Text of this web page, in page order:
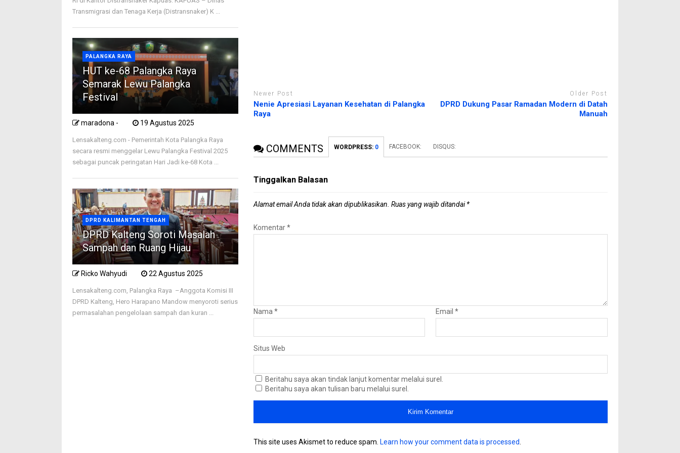
Newer Post
Nenie Apresiasi Layanan Kesehatan di Palangka
Raya
Older Post
DPRD Dukung Pasar Ramadan Modern di Datah
Manuah
COMMENTS WORDPRESS: 0 FACEBOOK: DISQUS:
Tinggalkan Balasan
Alamat email Anda tidak akan dipublikasikan. Ruas yang wajib ditandai*
Komentar*
Nama* Email*
Situs Web
Beritahu saya akan tindak lanjut komentar melalui surel.
Beritahu saya akan tulisan baru melalui surel.
This site uses Akismet to reduce spam. Learn how your comment data is processed
Transmigrasi dan Tenaga Kerja (Distransnaker) K ...
PALANGKA RAYA
HUT ke-68 Palangka Raya
Semarak Lewu Palangka
Festival
maradona - 19 Agustus 2025
Lensakalteng.com - Pemerintah Kota Palangka Raya
secara resmi menggelar Lewu Palangka Festival 2025
sebagai puncak peringatan Hari Jadi ke-68 Kota ...
DPRD KALIMANTAN TENGAH
DPRD Kalteng Soroti Masalah
Sampah dan Ruang Hijau
Ricko Wahyudi 22 Agustus 2025
Lensakalteng.com, Palangka Raya –Anggota Komisi III
DPRD Kalteng, Hero Harapano Mandow menyoroti serius
permasalahan pengelolaan sampah dan kuran ...